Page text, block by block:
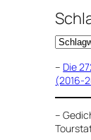
– Die
(2016-
–